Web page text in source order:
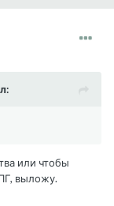
или чтобы
выложу.